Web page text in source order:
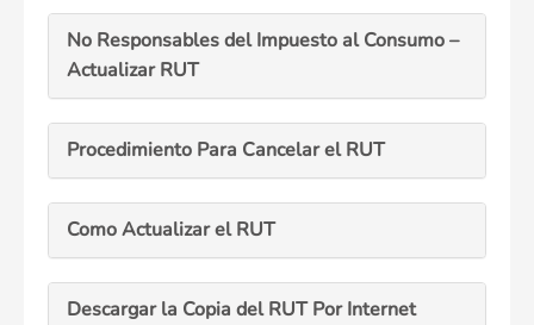
No Responsables del Impuesto al Consumo –
Actualizar RUT
Procedimiento Para Cancelar el RUT
Como Actualizar el RUT
Descargar la Copia del RUT Por Internet